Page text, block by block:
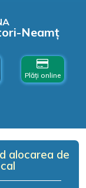
Neamț
Plăți online
alocarea de